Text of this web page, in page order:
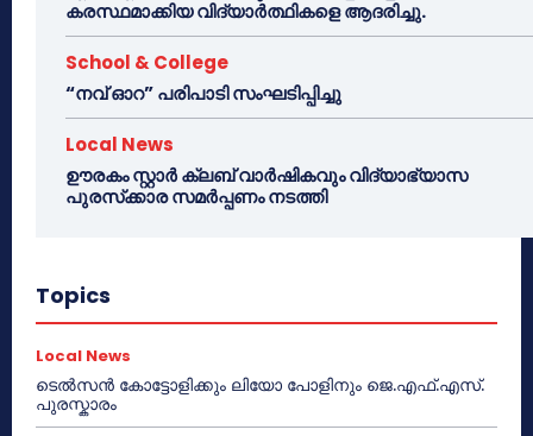
കരസ്ഥമാക്കിയ വിദ്യാർത്ഥികളെ ആദരിച്ചു.
School & College
“നവ് ഓറ” പരിപാടി സംഘടിപ്പിച്ചു
Local News
ഊരകം സ്റ്റാർ ക്ലബ് വാർഷികവും വിദ്യാഭ്യാസ
പുരസ്‌ക്കാര സമർപ്പണം നടത്തി
Topics
Local News
ടെൽസൻ കോട്ടോളിക്കും ലിയോ പോളിനും ജെ.എഫ്.എസ്.
പുരസ്കാരം